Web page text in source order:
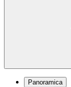
Panoramica